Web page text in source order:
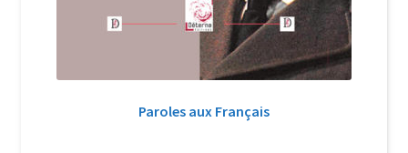
Paroles aux Français